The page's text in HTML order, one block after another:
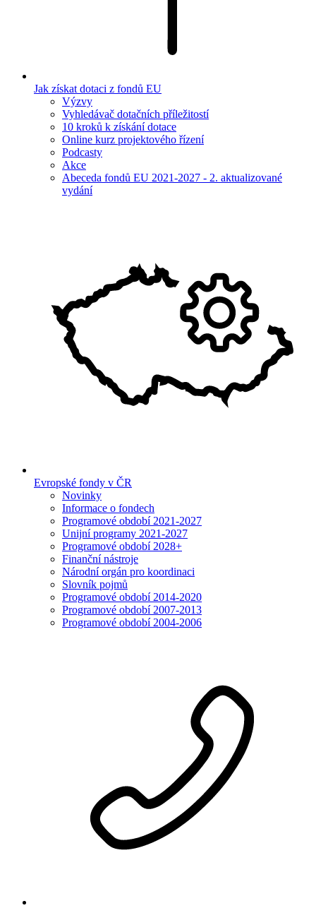
Jak získat dotaci z fondů EU
Výzvy
Vyhledávač dotačních příležitostí
10 kroků k získání dotace
Online kurz projektového řízení
Podcasty
Akce
Abeceda fondů EU 2021-2027 - 2. aktualizované
vydání
Evropské fondy v ČR
Novinky
Informace o fondech
Programové období 2021-2027
Unijní programy 2021-2027
Programové období 2028+
Finanční nástroje
Národní orgán pro koordinaci
Slovník pojmů
Programové období 2014-2020
Programové období 2007-2013
Programové období 2004-2006